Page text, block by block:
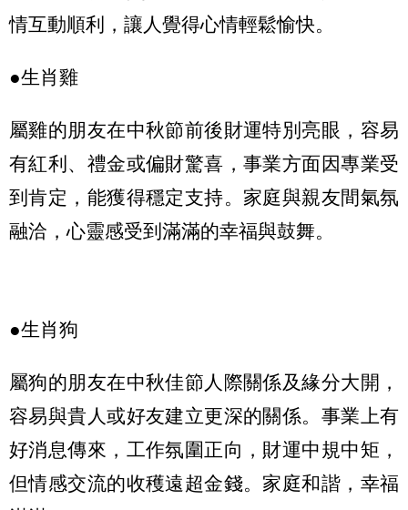
情互動順利，讓人覺得心情輕鬆愉快。
●生肖雞
屬雞的朋友在中秋節前後財運特別亮眼，容易
有紅利、禮金或偏財驚喜，事業方面因專業受
到肯定，能獲得穩定支持。家庭與親友間氣氛
融洽，心靈感受到滿滿的幸福與鼓舞。
●生肖狗
屬狗的朋友在中秋佳節人際關係及緣分大開，
容易與貴人或好友建立更深的關係。事業上有
好消息傳來，工作氛圍正向，財運中規中矩，
但情感交流的收穫遠超金錢。家庭和諧，幸福